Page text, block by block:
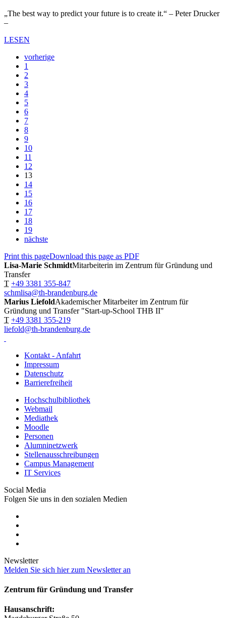
„The best way to predict your future is to create it.“ – Peter Drucker
–
LESEN
vorherige
1
2
3
4
5
6
7
8
9
10
11
12
13
14
15
16
17
18
19
nächste
Print this pageDownload this page as PDF
Lisa-Marie SchmidtMitarbeiterin im Zentrum für Gründung und
Transfer
T +49 3381 355-847
schmlisa@th-brandenburg.de
Marius LiefoldAkademischer Mitarbeiter im Zentrum für
Gründung und Transfer "Start-up-School THB II"
T +49 3381 355-219
liefold@th-brandenburg.de
Kontakt - Anfahrt
Impressum
Datenschutz
Barrierefreiheit
Hochschulbibliothek
Webmail
Mediathek
Moodle
Personen
Alumninetzwerk
Stellenausschreibungen
Campus Management
IT Services
Social Media
Folgen Sie uns in den sozialen Medien
Newsletter
Melden Sie sich hier zum Newsletter an
Zentrum für Gründung und Transfer
Hausanschrift: